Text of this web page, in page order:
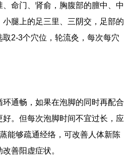
命门、肾俞，胸腹部的膻中、中
腿上的足三里、三阴交，足部的
2-3个穴位，轮流灸，每次每穴
通畅，如果在泡脚的同时再配合
。但每次泡脚时间不宜过长，应
能够疏通经络，可改善人体新陈
善阳虚症状。